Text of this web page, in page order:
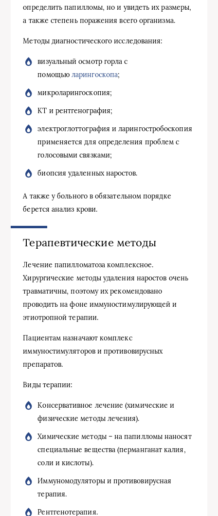
определить папилломы, но и увидеть их размеры,
а также степень поражения всего организма.
Методы диагностического исследования:
визуальный осмотр горла с
помощьюларингоскопа;
микроларингоскопия;
КТ и рентгенография;
электроглоттография и ларингостробоскопия
применяется для определения проблем с
голосовыми связками;
биопсия удаленных наростов.
А также у больного в обязательном порядке
берется анализ крови.
Терапевтические методы
Лечение папилломатоза комплексное.
Хирургические методы удаления наростов очень
травматичны, поэтому их рекомендовано
проводить на фоне иммуностимулирующей и
этиотропной терапии.
Пациентам назначают комплекс
иммуностимуляторов и противовирусных
препаратов.
Виды терапии:
Консервативное лечение (химические и
физические методы лечения).
Химические методы – на папилломы наносят
специальные вещества (перманганат калия,
соли и кислоты).
Иммуномодуляторы и противовирусная
терапия.
Рентгенотерапия.